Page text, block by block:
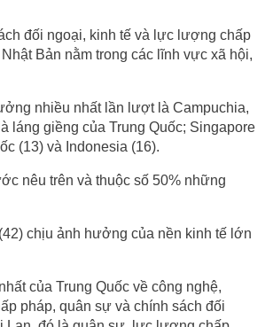
đối ngoại, kinh tế và lực lượng chấp
Bản nằm trong các lĩnh vực xã hội,
nhiều nhất lần lượt là Campuchia,
láng giềng của Trung Quốc; Singapore
(13) và Indonesia (16).
nêu trên và thuộc số 50% những
chịu ảnh hưởng của nền kinh tế lớn
của Trung Quốc về công nghệ,
pháp, quân sự và chính sách đối